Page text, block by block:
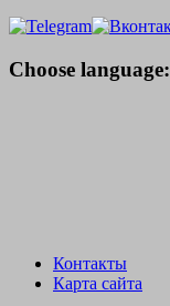
Choose language:
Контакты
Карта сайта